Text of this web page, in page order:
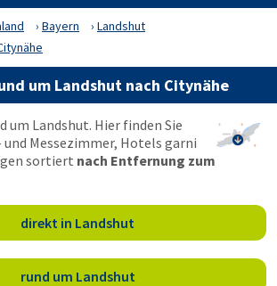
Bayern
Landshut
um Landshut nach Citynähe

um Landshut. Hier finden Sie
Messezimmer, Hotels garni
sortiert nach Entfernung zum
direkt in Landshut
rund um Landshut